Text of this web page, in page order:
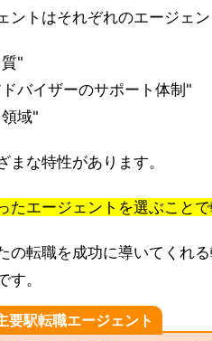
ントはそれぞれのエージェン
"
バイザーのサポート体制"
域"
まな特性があります。
たエージェントを選ぶこと
の転職を成功に導いてくれ
す。
要駅転職エージェント